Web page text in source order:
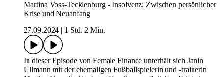
Martina Voss-Tecklenburg - Insolvenz: Zwischen persönlicher
Krise und Neuanfang
27.09.2024
1 Std. 2 Min.
In dieser Episode von Female Finance unterhält sich Janin
Ullmann mit der ehemaligen Fußballspielerin und -trainerin